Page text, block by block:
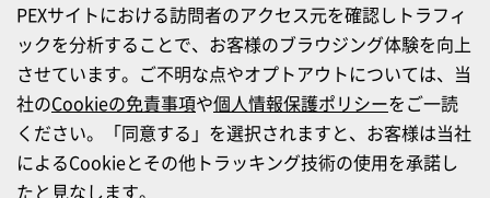
PEXサイトにおける訪問者のアクセス元を確認しトラフィ
ックを分析することで、お客様のブラウジング体験を向上
させています。ご不明な点やオプトアウトについては、当
社のCookieの免責事項や個人情報保護ポリシーをご一読
ください。「同意する」を選択されますと、お客様は当社
によるCookieとその他トラッキング技術の使用を承諾し
たと見なします。